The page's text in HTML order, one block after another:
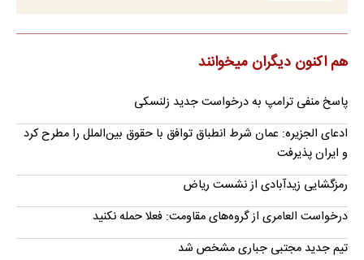
هم اکنون دیگران میخوانند
پاسخ منفی ترامپ به درخواست جدید زلنسکی
ادعای الجزیره: عمان شرط انطباق توافق با حقوق بین‌الملل را مطرح کرد
و ایران پذیرفت
رمزگشایی زیدآبادی از نشست ریاض
درخواست العامری از گروه‌های مقاومت: فعلا حمله نکنید
تیم جدید مجتبی جباری مشخص شد